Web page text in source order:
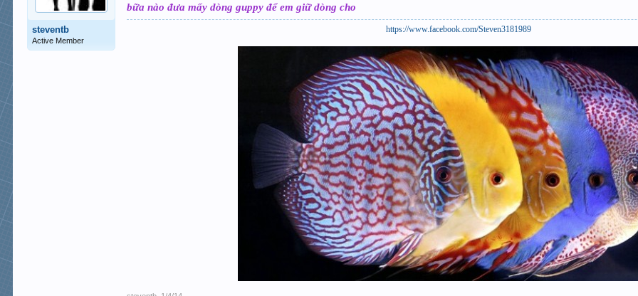
steventb
Active Member
bữa nào đưa mấy dòng guppy để em giữ dòng cho
https://www.facebook.com/Steven3181989